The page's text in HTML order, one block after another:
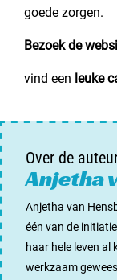
goede zorgen.
Bezoek de
vind een leuke
Over de
Anjetha
Anjetha van
één van de
haar hele leven al
werkzaam